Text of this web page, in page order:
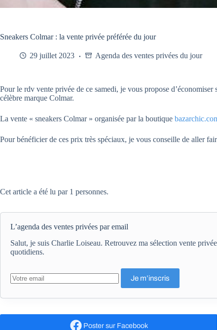
Sneakers Colmar : la vente privée préférée du jour
29 juillet 2023 Agenda des ventes privées du jour
Pour le rdv vente privée de ce samedi, je vous propose
célèbre marque Colmar.
La vente « sneakers Colmar » organisée par la boutique
Pour bénéficier de ces prix très spéciaux, je vous conseille de aller
Cet article a été lu par 1 personnes.
L’agenda des ventes privées par email
Salut, je suis Charlie Loiseau. Retrouvez ma sélection vente
quotidiens.
Postersur Facebook